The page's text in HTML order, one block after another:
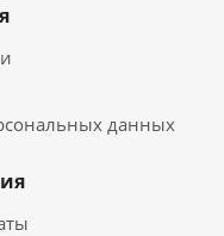
данных